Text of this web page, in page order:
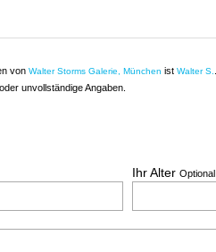
vonWalter Storms Galerie, München istWalter S.
unvollständige Angaben.
Ihr AlterOptional